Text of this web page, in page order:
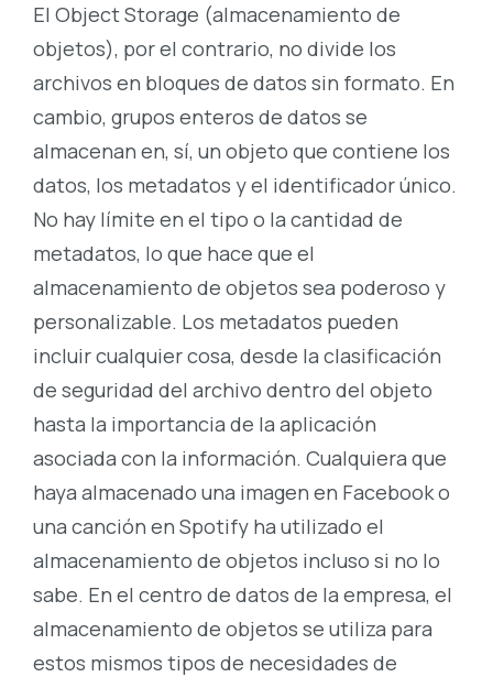
El Object Storage (almacenamiento de
objetos), por el contrario, no divide los
archivos en bloques de datos sin formato. En
cambio, grupos enteros de datos se
almacenan en, sí, un objeto que contiene los
datos, los metadatos y el identificador único.
No hay límite en el tipo o la cantidad de
metadatos, lo que hace que el
almacenamiento de objetos sea poderoso y
personalizable. Los metadatos pueden
incluir cualquier cosa, desde la clasificación
de seguridad del archivo dentro del objeto
hasta la importancia de la aplicación
asociada con la información. Cualquiera que
haya almacenado una imagen en Facebook o
una canción en Spotify ha utilizado el
almacenamiento de objetos incluso si no lo
sabe. En el centro de datos de la empresa, el
almacenamiento de objetos se utiliza para
estos mismos tipos de necesidades de